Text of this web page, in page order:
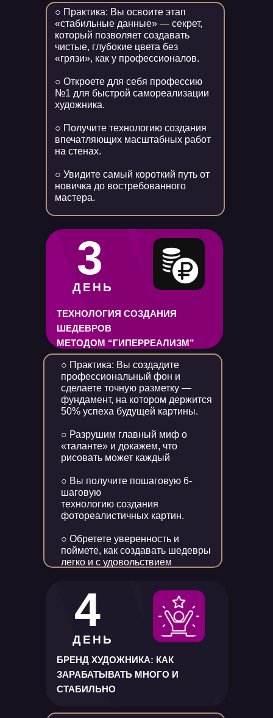
○ Практика: Вы освоите этап
«стабильные данные» — секрет,
который позволяет создавать
чистые, глубокие цвета без
«грязи», как у профессионалов.
○ Откроете для себя профессию
№1 для быстрой самореализации
художника.
○ Получите технологию создания
впечатляющих масштабных работ
на стенах.
○ Увидите самый короткий путь от
новичка до востребованного
мастера.
○ Практика: Вы создадите
профессиональный фон и
сделаете точную разметку —
фундамент, на котором держится
50% успеха будущей картины.
○ Разрушим главный миф о
«таланте» и докажем, что
рисовать может каждый
○ Вы получите пошаговую 6-
шаговую
технологию создания
фотореалистичных картин.
○ Обретете уверенность и
поймете, как создавать шедевры
легко и с удовольствием
ТЕХНОЛОГИЯ СОЗДАНИЯ
ШЕДЕВРОВ
МЕТОДОМ “ГИПЕРРЕАЛИЗМ”
3
ДЕНЬ
БРЕНД ХУДОЖНИКА: КАК
ЗАРАБАТЫВАТЬ МНОГО И
СТАБИЛЬНО
4
ДЕНЬ